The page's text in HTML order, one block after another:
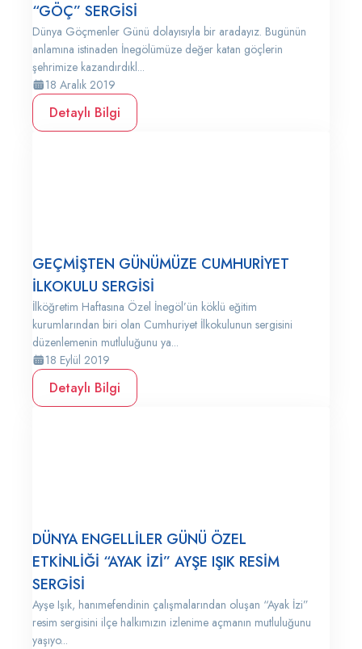
“GÖÇ” SERGİSİ
Dünya Göçmenler Günü dolayısıyla bir aradayız. Bugünün
anlamına istinaden İnegölümüze değer katan göçlerin
şehrimize kazandırdıkl...
18 Aralık 2019
Detaylı Bilgi
GEÇMİŞTEN GÜNÜMÜZE CUMHURİYET
İLKOKULU SERGİSİ
İlköğretim Haftasına Özel İnegöl’ün köklü eğitim
kurumlarından biri olan Cumhuriyet İlkokulunun sergisini
düzenlemenin mutluluğunu ya...
18 Eylül 2019
Detaylı Bilgi
DÜNYA ENGELLİLER GÜNÜ ÖZEL
ETKİNLİĞİ “AYAK İZİ” AYŞE IŞIK RESİM
SERGİSİ
Ayşe Işık, hanımefendinin çalışmalarından oluşan “Ayak İzi”
resim sergisini ilçe halkımızın izlenime açmanın mutluluğunu
yaşıyo...